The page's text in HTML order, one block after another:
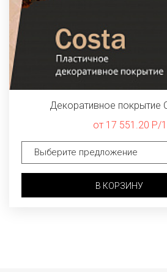
Декоративное покрытие
от 17 551.20 Р/
В КОРЗИНУ